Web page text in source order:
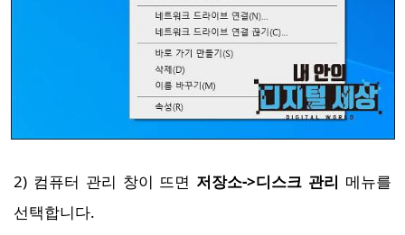
2) 컴퓨터 관리 창이 뜨면 저장소->디스크 관리 메뉴를
선택합니다.